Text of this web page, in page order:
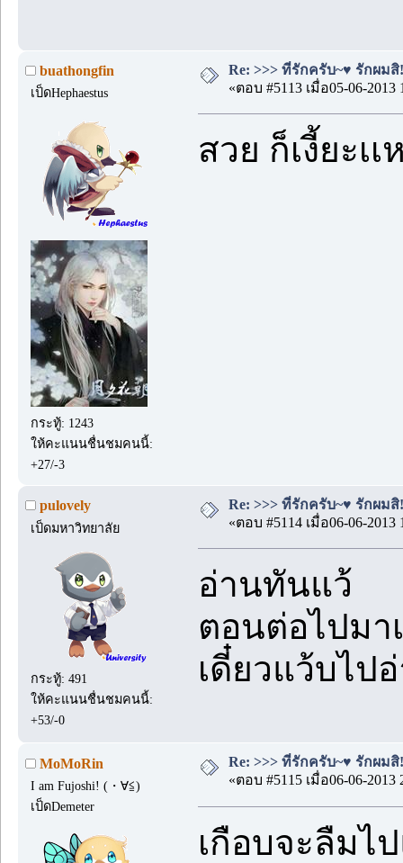
buathongfin
เป็ดHephaestus
กระทู้: 1243
ให้คะแนนชื่นชมคนนี้:
+27/-3
Re: >>> ที่รักครับ~♥ รักผมสิ
«ตอบ #5113 เมื่อ05-06-2013
สวย ก็เงี้ยะเเ
pulovely
เป็ดมหาวิทยาลัย
กระทู้: 491
ให้คะแนนชื่นชมคนนี้:
+53/-0
Re: >>> ที่รักครับ~♥ รักผมสิ
«ตอบ #5114 เมื่อ06-06-2013
อ่านทันแว้
ตอนต่อไปมา
เดี๋ยวแว้บไป
MoMoRin
I am Fujoshi! (・∀≦)ゞ
เป็ดDemeter
Re: >>> ที่รักครับ~♥ รักผมสิ
«ตอบ #5115 เมื่อ06-06-2013
เกือบจะลืมไ